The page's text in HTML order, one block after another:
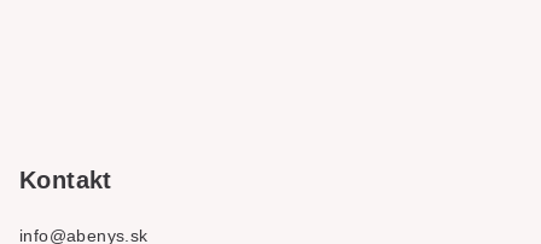
Kontakt
info@abenys.sk